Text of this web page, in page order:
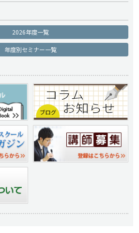
2026年度一覧
年度別セミナー一覧